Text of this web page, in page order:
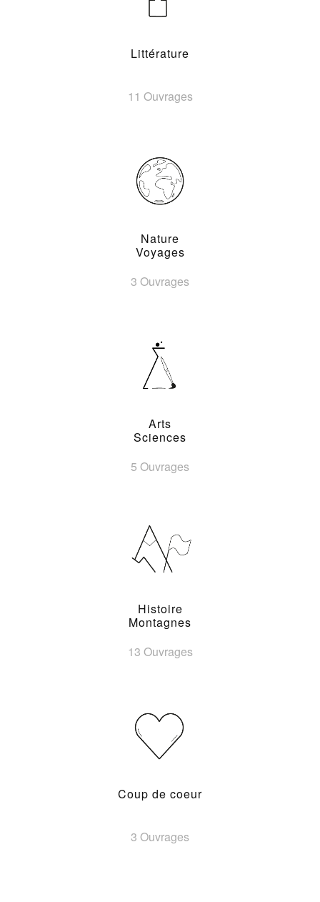
Littérature
11 Ouvrages
Nature
Voyages
3 Ouvrages
Arts
Sciences
5 Ouvrages
Histoire
Montagnes
13 Ouvrages
Coup de coeur
3 Ouvrages